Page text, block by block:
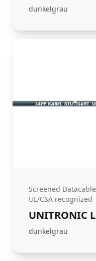
dunkelgrau
Screened
UL/CSA recognized
UNITRONIC
dunkelgrau